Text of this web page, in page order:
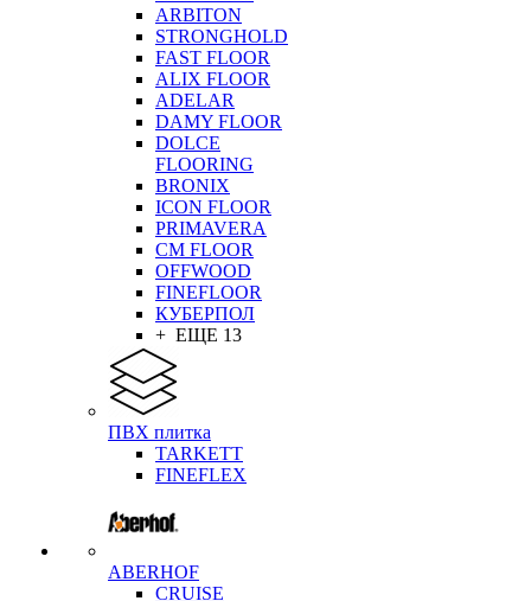
ARBITON
STRONGHOLD
FAST FLOOR
ALIX FLOOR
ADELAR
DAMY FLOOR
DOLCE
FLOORING
BRONIX
ICON FLOOR
PRIMAVERA
CM FLOOR
OFFWOOD
FINEFLOOR
КУБЕРПОЛ
+ ЕЩЕ 13
ПВХ плитка
TARKETT
FINEFLEX
ABERHOF
CRUISE